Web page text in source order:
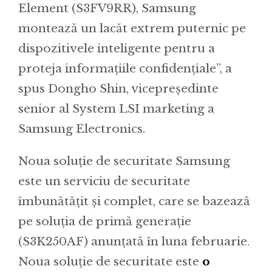
Element (S3FV9RR), Samsung
montează un lacăt extrem puternic pe
dispozitivele inteligente pentru a
proteja informațiile confidențiale”, a
spus Dongho Shin, vicepreședinte
senior al System LSI marketing a
Samsung Electronics.
Noua soluție de securitate Samsung
este un serviciu de securitate
îmbunătățit și complet, care se bazează
pe soluția de primă generație
(S3K250AF) anunțată în luna februarie.
Noua soluție de securitate este o